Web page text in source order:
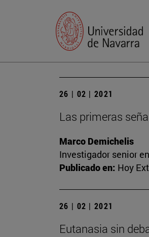
26 | 02 | 2021
Las primeras
Marco Demichelis
Investigador senior
Publicado en: Hoy
26 | 02 | 2021
Eutanasia sin